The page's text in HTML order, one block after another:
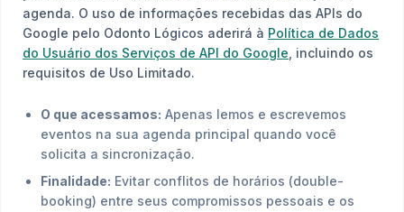
agenda. O uso de informações recebidas das APIs do
Google pelo Odonto Lógicos aderirá à Política de Dados
do Usuário dos Serviços de API do Google , incluindo os
requisitos de Uso Limitado.
O que acessamos: Apenas lemos e escrevemos
eventos na sua agenda principal quando você
solicita a sincronização.
Finalidade: Evitar conflitos de horários (double-
booking) entre seus compromissos pessoais e os